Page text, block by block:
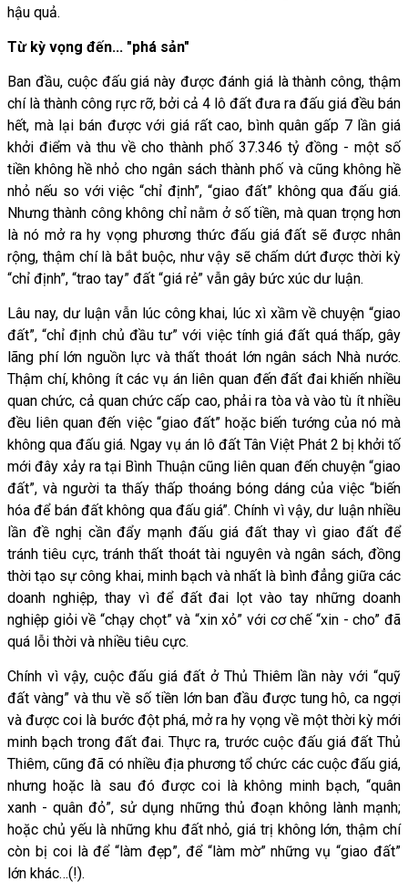
hậu quả.
Từ kỳ vọng đến... "phá sản"
Ban đầu, cuộc đấu giá này được đánh giá là thành công, thậm
chí là thành công rực rỡ, bởi cả 4 lô đất đưa ra đấu giá đều bán
hết, mà lại bán được với giá rất cao, bình quân gấp 7 lần giá
khởi điểm và thu về cho thành phố 37.346 tỷ đồng - một số
tiền không hề nhỏ cho ngân sách thành phố và cũng không hề
nhỏ nếu so với việc “chỉ định”, “giao đất” không qua đấu giá.
Nhưng thành công không chỉ nằm ở số tiền, mà quan trọng hơn
là nó mở ra hy vọng phương thức đấu giá đất sẽ được nhân
rộng, thậm chí là bắt buộc, như vậy sẽ chấm dứt được thời kỳ
“chỉ định”, “trao tay” đất “giá rẻ” vẫn gây bức xúc dư luận.
Lâu nay, dư luận vẫn lúc công khai, lúc xì xầm về chuyện “giao
đất”, “chỉ định chủ đầu tư” với việc tính giá đất quá thấp, gây
lãng phí lớn nguồn lực và thất thoát lớn ngân sách Nhà nước.
Thậm chí, không ít các vụ án liên quan đến đất đai khiến nhiều
quan chức, cả quan chức cấp cao, phải ra tòa và vào tù ít nhiều
đều liên quan đến việc “giao đất” hoặc biến tướng của nó mà
không qua đấu giá. Ngay vụ án lô đất Tân Việt Phát 2 bị khởi tố
mới đây xảy ra tại Bình Thuận cũng liên quan đến chuyện “giao
đất”, và người ta thấy thấp thoáng bóng dáng của việc “biến
hóa để bán đất không qua đấu giá”. Chính vì vậy, dư luận nhiều
lần đề nghị cần đẩy mạnh đấu giá đất thay vì giao đất để
tránh tiêu cực, tránh thất thoát tài nguyên và ngân sách, đồng
thời tạo sự công khai, minh bạch và nhất là bình đẳng giữa các
doanh nghiệp, thay vì để đất đai lọt vào tay những doanh
nghiệp giỏi về “chạy chọt” và “xin xỏ” với cơ chế “xin - cho” đã
quá lỗi thời và nhiều tiêu cực.
Chính vì vậy, cuộc đấu giá đất ở Thủ Thiêm lần này với “quỹ
đất vàng” và thu về số tiền lớn ban đầu được tung hô, ca ngợi
và được coi là bước đột phá, mở ra hy vọng về một thời kỳ mới
minh bạch trong đất đai. Thực ra, trước cuộc đấu giá đất Thủ
Thiêm, cũng đã có nhiều địa phương tổ chức các cuộc đấu giá,
nhưng hoặc là sau đó được coi là không minh bạch, “quân
xanh - quân đỏ”, sử dụng những thủ đoạn không lành mạnh;
hoặc chủ yếu là những khu đất nhỏ, giá trị không lớn, thậm chí
còn bị coi là để “làm đẹp”, để “làm mờ” những vụ “giao đất”
lớn khác…(!).